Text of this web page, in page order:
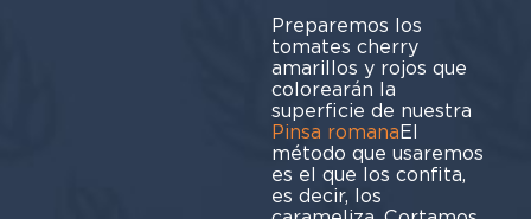
Preparemos los
tomates cherry
amarillos y rojos que
colorearán la
superficie de nuestra
Pinsa romanaEl
método que usaremos
es el que los confita,
es decir, los